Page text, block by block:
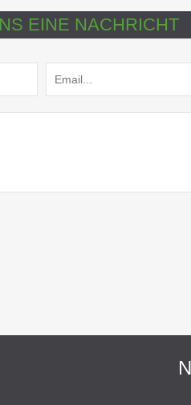
EINE NACHRICHT